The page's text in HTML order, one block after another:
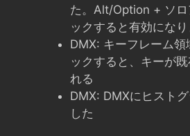
た。Alt/Option + ソロ
ックすると有効にな
DMX: キーフレーム領
ックすると、キーが
れる
DMX: DMXにヒスト
した